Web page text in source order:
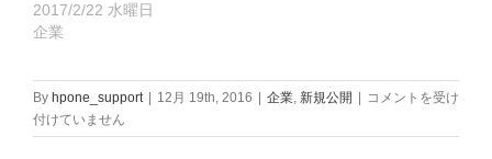
2017/2/22 水曜日
企業
By hpone_support 12月 19th, 2016 企業, 新規公開
フ
イ
コメントを受け
付けていません